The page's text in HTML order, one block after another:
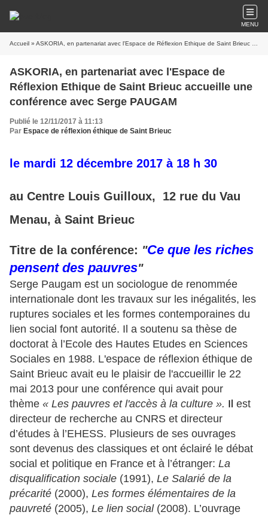
MENU
Accueil » ASKORIA, en partenariat avec l'Espace de Réflexion Ethique de Saint Brieuc accueille une conférence avec Serge PAUGAM
ASKORIA, en partenariat avec l'Espace de
Réflexion Ethique de Saint Brieuc accueille une
conférence avec Serge PAUGAM
Publié le 12/11/2017 à 11:13
Par Espace de réflexion éthique de Saint Brieuc
le mardi 12 décembre 2017 à 18 h 30
au Centre Louis Guilloux, 12 rue du Vau
Menau, à Saint Brieuc
Titre de la conférence: "Ce que les riches
pensent des pauvres"
Serge Paugam est un sociologue de renommée
internationale dont les travaux sur les inégalités, les
ruptures sociales et les formes contemporaines du
lien social font autorité. Il a soutenu sa thèse de
doctorat à l’Ecole des Hautes Etudes en Sciences
Sociales en 1988. L'espace de réflexion éthique de
Saint Brieuc avait eu le plaisir de l'accueillir le 22
mai 2013 pour une conférence qui avait pour
thème « Les pauvres et l'accès à la culture ». Il est
directeur de recherche au CNRS et directeur
d’études à l’EHESS. Plusieurs de ses ouvrages
sont devenus des classiques et ont éclairé le débat
social et politique en France et à l’étranger: La
disqualification sociale (1991), Le Salarié de la
précarité (2000), Les formes élémentaires de la
pauvreté (2005), Le lien social (2008). L’ouvrage